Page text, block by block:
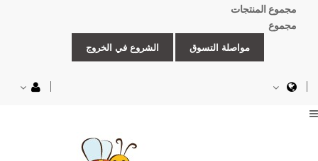
مجموع المنتجات
مجموع
مواصلة التسوق الشروع في الخروج